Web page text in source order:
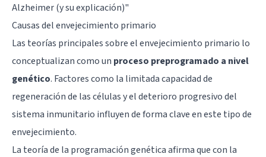
Alzheimer (y su explicación)"
Causas del envejecimiento primario
Las teorías principales sobre el envejecimiento primario lo
conceptualizan como un proceso preprogramado a nivel
genético. Factores como la limitada capacidad de
regeneración de las células y el deterioro progresivo del
sistema inmunitario influyen de forma clave en este tipo de
envejecimiento.
La teoría de la programación genética afirma que con la